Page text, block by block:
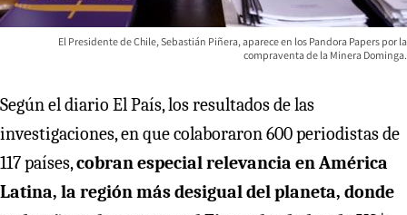
El Presidente de Chile, Sebastián Piñera, aparece en los Pandora Papers por la
compraventa de la Minera Dominga.
Según el diario El País, los resultados de las
investigaciones, en que colaboraron 600 periodistas de
117 países,cobran especial relevancia en América
Latina, la región más desigual del planeta, donde